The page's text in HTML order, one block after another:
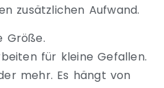
zusätzlichen Aufwand.
Größe.
für kleine Gefallen.
mehr. Es hängt von